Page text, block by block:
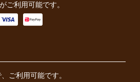
ご利用可能です。
ご利用可能です。